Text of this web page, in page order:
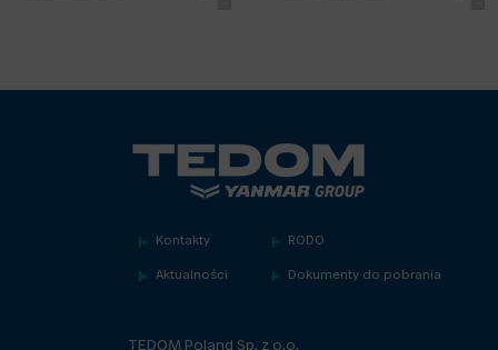
Kontakty RODO
Aktualności Dokumenty do pobrania
TEDOM Poland Sp. z o.o.